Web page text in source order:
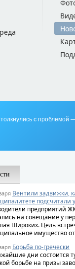
с проблемой
Вентили задвижки,
предприятий
на совещание у
Широких. Цель
имущество
Борьба по-гречески
дни состоится
борьбе на призы